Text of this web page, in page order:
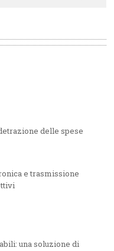
delle spese
e trasmissione
una soluzione di